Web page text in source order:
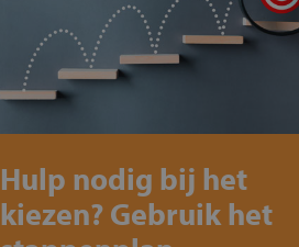
Hulp nodig bij het
kiezen? Gebruik het